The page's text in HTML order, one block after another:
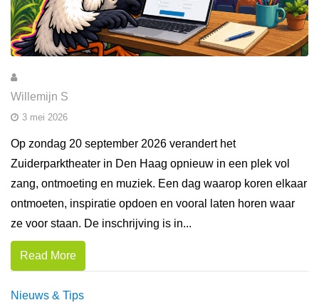
Willemijn S
3 mei 2026
Op zondag 20 september 2026 verandert het
Zuiderparktheater in Den Haag opnieuw in een plek vol
zang, ontmoeting en muziek. Een dag waarop koren elkaar
ontmoeten, inspiratie opdoen en vooral laten horen waar
ze voor staan. De inschrijving is in...
Read More
Nieuws & Tips